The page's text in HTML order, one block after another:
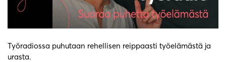
Työradiossa puhutaan rehellisen reippaasti työelämästä ja
urasta.